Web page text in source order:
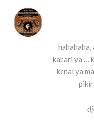
hahahaha,
kabari ya …
kenal ya